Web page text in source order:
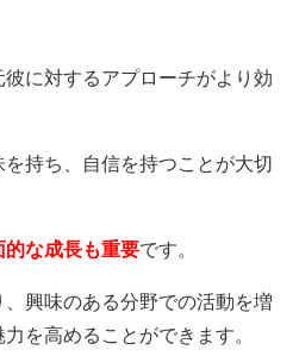
に対するアプローチがより効
持ち、自信を持つことが大切
的な成長も重要です。
興味のある分野での活動を増
を高めることができます。